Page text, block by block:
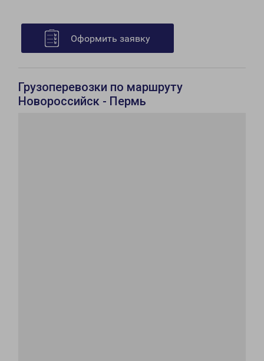
Оформить заявку
Грузоперевозки по маршруту
Новороссийск - Пермь